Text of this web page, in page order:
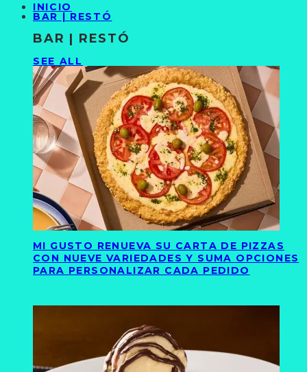
INICIO
BAR | RESTÓ
BAR | RESTÓ
SEE ALL
MI GUSTO RENUEVA SU CARTA DE PIZZAS
CON NUEVE VARIEDADES Y SUMA OPCIONES
PARA PERSONALIZAR CADA PEDIDO